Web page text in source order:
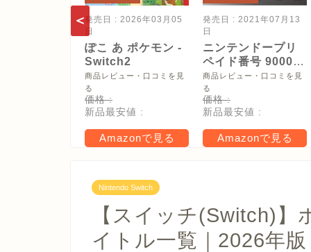
発売日 : 2026年03月05
日
ぽこ あ ポケモン -
Switch2
商品レビュー・口コミを見
る
価格 :
新品最安値 :
Amazonで見る
発売日 : 2021年07月13
日
ニンテンドープリ
ペイド番号 9000
円|オンラインコー
ド版
商品レビュー・口コミを見
る
価格 :
新品最安値 :
Amazonで見る
Nintendo Switch
【スイッチ(Switch)
イトル一覧｜2026年版